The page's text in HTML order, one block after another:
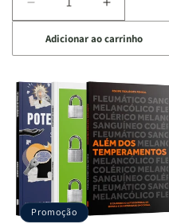
Diminuir
a
quantidade
de
Raizes
da
Alma
|
O
Vício
Agradar
Aumentar
a
quantidade
de
Raizes
da
Alma
|
O
Vício
de
Agradar
Adicionar ao carrinho
Promoção